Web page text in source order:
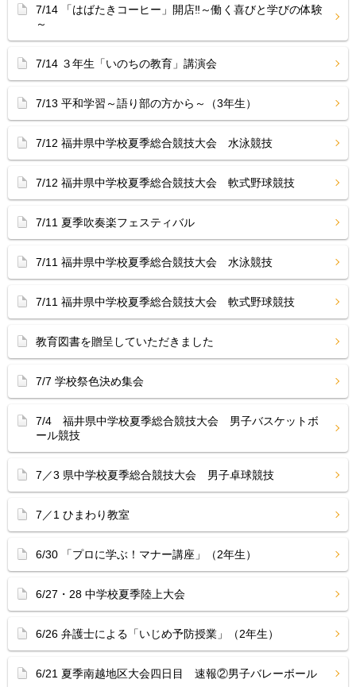
7/14 「はばたきコーヒー」開店‼︎～働く喜びと学びの体験
～
7/14 ３年生「いのちの教育」講演会
7/13 平和学習～語り部の方から～（3年生）
7/12 福井県中学校夏季総合競技大会 水泳競技
7/12 福井県中学校夏季総合競技大会 軟式野球競技
7/11 夏季吹奏楽フェスティバル
7/11 福井県中学校夏季総合競技大会 水泳競技
7/11 福井県中学校夏季総合競技大会 軟式野球競技
教育図書を贈呈していただきました
7/7 学校祭色決め集会
7/4 福井県中学校夏季総合競技大会 男子バスケットボ
ール競技
7／3 県中学校夏季総合競技大会 男子卓球競技
7／1 ひまわり教室
6/30 「プロに学ぶ！マナー講座」（2年生）
6/27・28 中学校夏季陸上大会
6/26 弁護士による「いじめ予防授業」（2年生）
6/21 夏季南越地区大会四日目 速報②男子バレーボール